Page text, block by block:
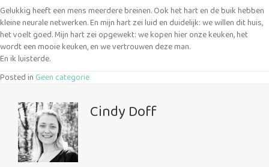
Gelukkig heeft een mens meerdere breinen. Ook het hart en de buik hebben
kleine neurale netwerken. En mijn hart zei luid en duidelijk: we willen dit huis,
het voelt goed. Mijn hart zei opgewekt: we kopen hier onze keuken, het
wordt een mooie keuken, en we vertrouwen deze man.
En ik luisterde.
Posted in Geen categorie
Cindy Doff